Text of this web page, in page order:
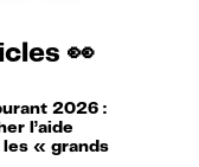
👀
2026 :
l’aide
« grands